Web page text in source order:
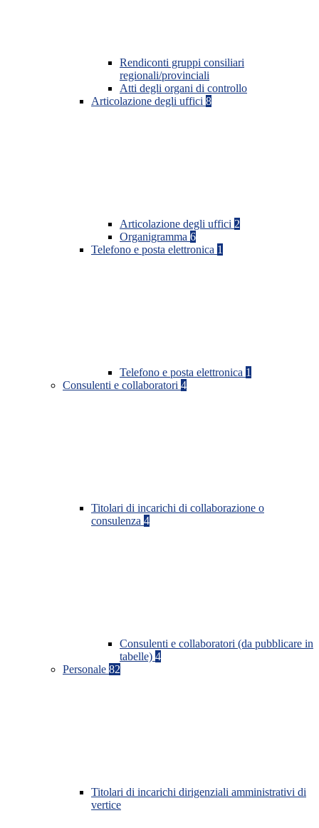
Rendiconti gruppi consiliari
regionali/provinciali
Atti degli organi di controllo
Articolazione degli uffici 8
Articolazione degli uffici 2
Organigramma 6
Telefono e posta elettronica 1
Telefono e posta elettronica 1
Consulenti e collaboratori 4
Titolari di incarichi di collaborazione o
consulenza 4
Consulenti e collaboratori (da pubblicare in
tabelle) 4
Personale 82
Titolari di incarichi dirigenziali amministrativi di
vertice